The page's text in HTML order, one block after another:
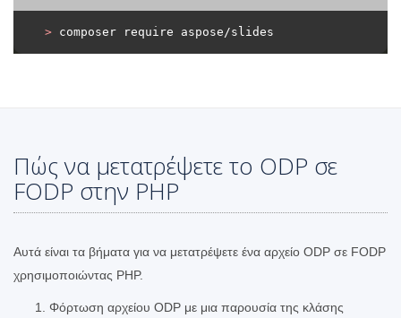
> composer require aspose/slides
Πώς να μετατρέψετε το ODP σε
FODP στην PHP
Αυτά είναι τα βήματα για να μετατρέψετε ένα αρχείο ODP σε FODP
χρησιμοποιώντας PHP.
Φόρτωση αρχείου ODP με μια παρουσία της κλάσης